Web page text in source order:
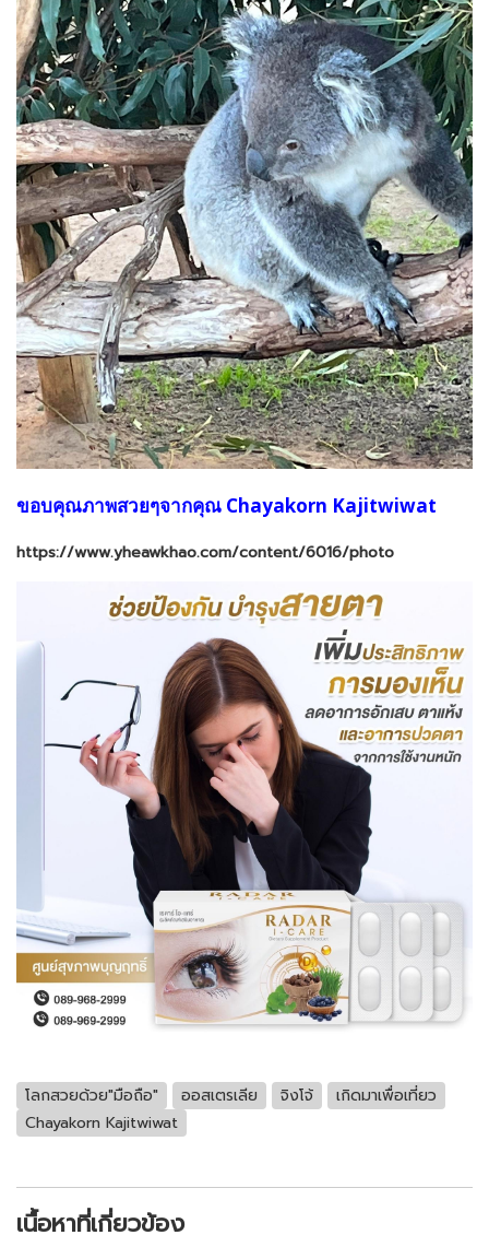
ขอบคุณภาพสวยๆจากคุณ Chayakorn Kajitwiwat
https://www.yheawkhao.com/content/6016/photo
โลกสวยด้วย"มือถือ" ออสเตรเลีย จิงโจ้
เกิดมาเพื่อเที่ยว
Chayakorn Kajitwiwat
เนื้อหาที่เกี่ยวข้อง